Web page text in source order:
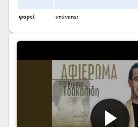
φορεί ντύνεται